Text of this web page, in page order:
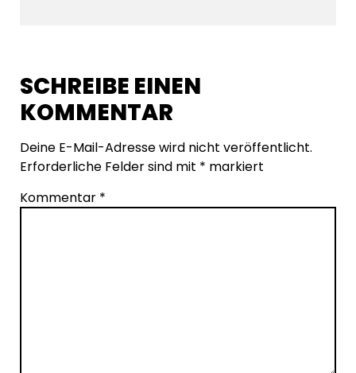
SCHREIBE EINEN
KOMMENTAR
Deine E-Mail-Adresse wird nicht veröffentlicht.
Erforderliche Felder sind mit * markiert
Kommentar *